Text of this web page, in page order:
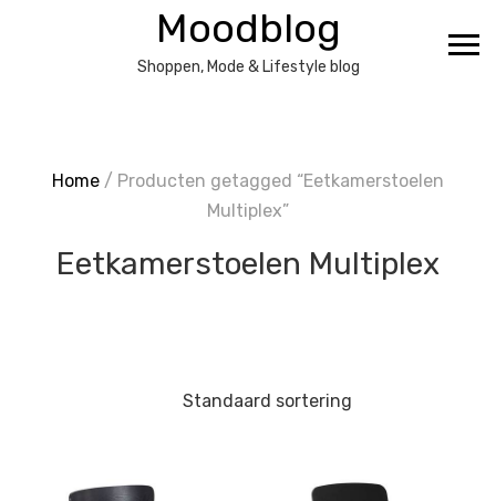
Moodblog
Shoppen, Mode & Lifestyle blog
Home / Producten getagged “Eetkamerstoelen
Multiplex”
Eetkamerstoelen Multiplex